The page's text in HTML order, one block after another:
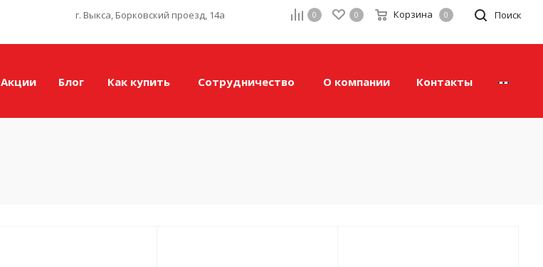
г. Выкса, Борковский проезд, 14а Поиск
0 0 Корзина 0
Акции Блог Как купить Сотрудничество О компании Контакты